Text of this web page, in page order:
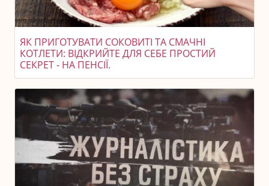
ЯК ПРИГОТУВАТИ СОКОВИТІ ТА СМАЧНІ
КОТЛЕТИ: ВІДКРИЙТЕ ДЛЯ СЕБЕ ПРОСТИЙ
СЕКРЕТ - НА ПЕНСІЇ.